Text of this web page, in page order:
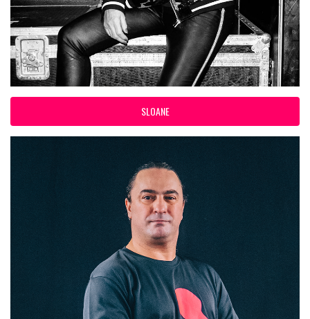
SLOANE